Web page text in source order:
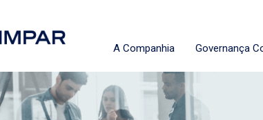
A Companhia Governança